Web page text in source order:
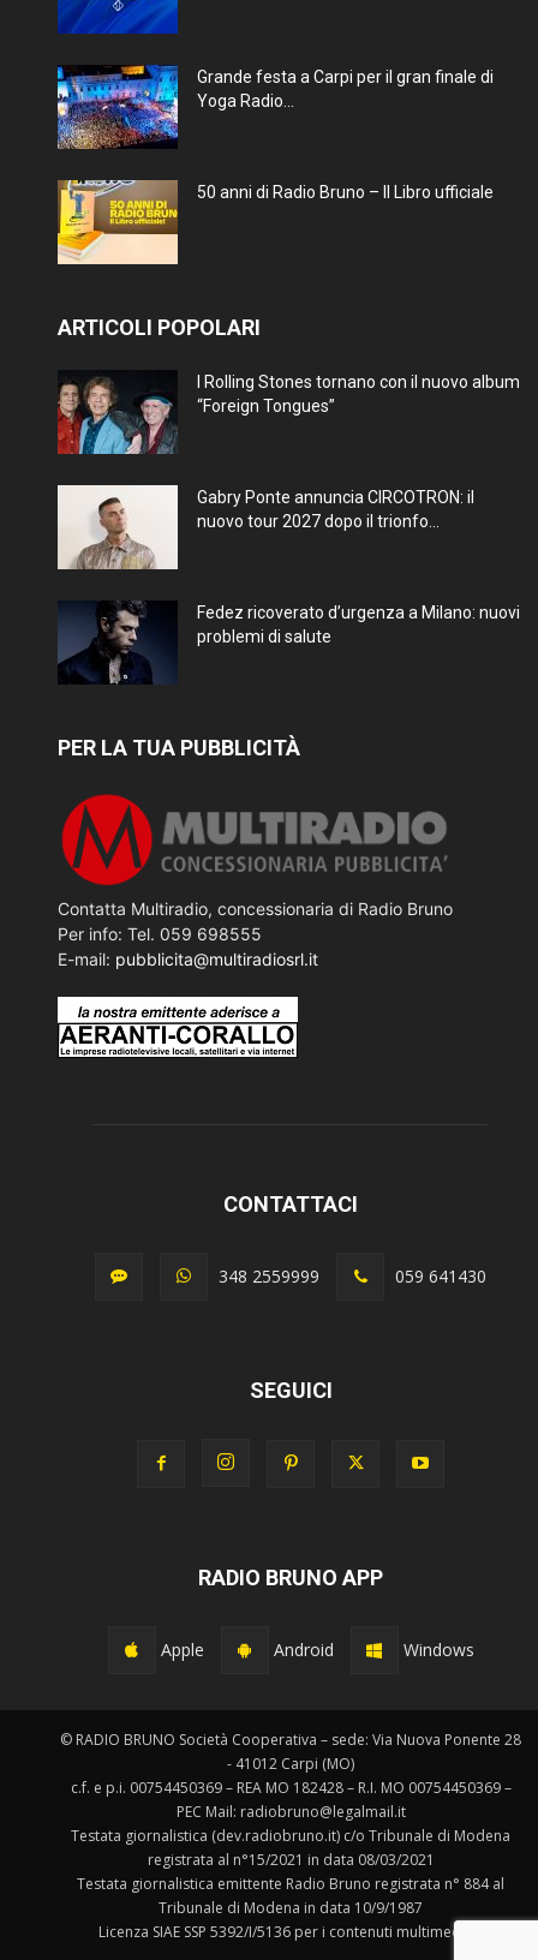
Grande festa a Carpi per il gran finale di
Yoga Radio...
50 anni di Radio Bruno – Il Libro ufficiale
ARTICOLI POPOLARI
I Rolling Stones tornano con il nuovo album
“Foreign Tongues”
Gabry Ponte annuncia CIRCOTRON: il
nuovo tour 2027 dopo il trionfo...
Fedez ricoverato d’urgenza a Milano: nuovi
problemi di salute
PER LA TUA PUBBLICITÀ
Contatta Multiradio, concessionaria di Radio Bruno
Per info: Tel. 059 698555
E-mail: pubblicita@multiradiosrl.it
CONTATTACI
348 2559999 059 641430
SEGUICI
RADIO BRUNO APP
Apple Android Windows
© RADIO BRUNO Società Cooperativa – sede: Via Nuova Ponente 28
- 41012 Carpi (MO)
c.f. e p.i. 00754450369 – REA MO 182428 – R.I. MO 00754450369 –
PEC Mail: radiobruno@legalmail.it
Testata giornalistica (dev.radiobruno.it) c/o Tribunale di Modena
registrata al n°15/2021 in data 08/03/2021
Testata giornalistica emittente Radio Bruno registrata n° 884 al
Tribunale di Modena in data 10/9/1987
Licenza SIAE SSP 5392/I/5136 per i contenuti multimediali.